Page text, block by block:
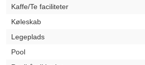
Kaffe/Te faciliteter
Køleskab
Legeplads
Pool